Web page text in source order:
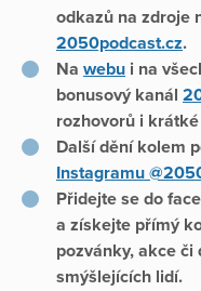
odkazů na zdroje
2050podcast.cz.
Na webu i na
bonusový kanál
rozhovorů i
Další dění kolem
Instagramu
Přidejte se do
a získejte přímý
pozvánky, akce
smýšlejících lidí.